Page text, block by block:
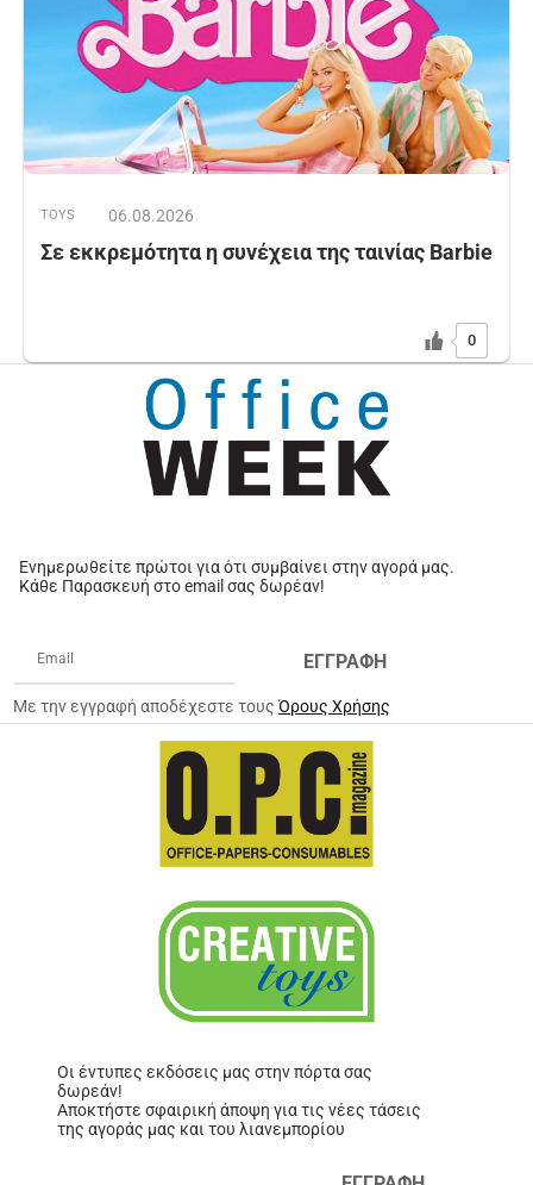
TOYS 06.08.2026
Σε εκκρεμότητα η συνέχεια της ταινίας Barbie
0
Ενημερωθείτε πρώτοι για ότι συμβαίνει στην αγορά μας.
Κάθε Παρασκευή στο email σας δωρέαν!
ΕΓΓΡΑΦΗ
Με την εγγραφή αποδέχεστε τουςΌρους Χρήσης
Οι έντυπες εκδόσεις μας στην πόρτα σας
δωρεάν!
Αποκτήστε σφαιρική άποψη για τις νέες τάσεις
της αγοράς μας και του λιανεμπορίου